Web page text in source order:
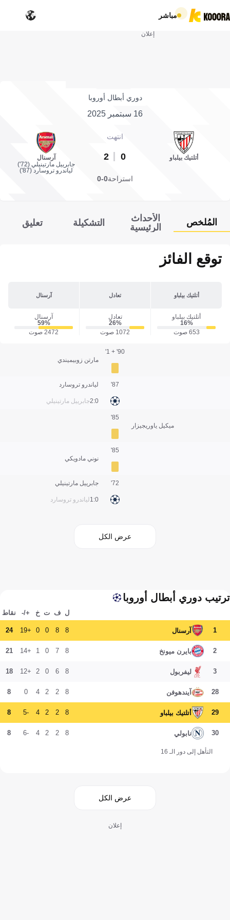
مباشر
إعلان
دوري أبطال أوروبا
16 سبتمبر 2025
أتلتيك بيلباو
انتهت
0
2
آرسنال
جابرييل مارتينيلي (72')
لياندرو تروسارد (87')
استراحة0-0
المُلخص
الأحداث
الرئيسية
التشكيلة تعليق
توقع الفائز
أتلتيك بيلباو تعادل آرسنال
أتلتيك بيلباو
16‎%‎
653 صوت
تعادل
26‎%‎
1072 صوت
آرسنال
59‎%‎
2472 صوت
مارتن زوبيميندي
90' + 1'
لياندرو تروسارد
جابرييل مارتينيلي0:2
87'
ميكيل ياوريجيزار
85'
نوني مادويكي
85'
جابرييل مارتينيلي
لياندرو تروسارد0:1
72'
عرض الكل
ترتيب دوري أبطال أوروبا
ل ف ت خ +/- نقاط
1 آرسنال 8
8
0
0
+19
24
2 بايرن ميونخ 8
7
0
1
+14
21
3 ليفربول 8
6
0
2
+12
18
28 آيندهوفن 8
2
2
4
0
8
29 أتلتيك بيلباو 8
2
2
4
-5
8
30 نابولي 8
2
2
4
-6
8
التأهل إلى دور الـ 16
عرض الكل
إعلان